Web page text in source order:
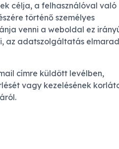
célja, a felhasználóval való
történő személyes
venni a weboldal ez
az adatszolgáltatás
címre küldött levélben,
vagy kezelésének